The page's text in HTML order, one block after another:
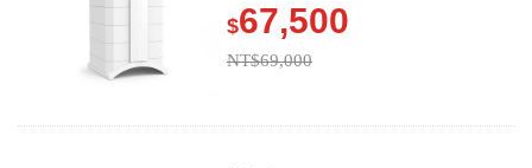
$67,500
NT$69,000